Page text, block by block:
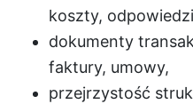
koszty,
dokumenty
faktury, umowy,
przejrzystość